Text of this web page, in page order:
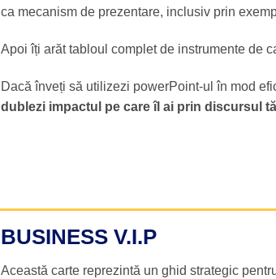
ca mecanism de prezentare, inclusiv prin
Apoi îți arăt tabloul complet de instrumente de
Dacă înveți să utilizezi powerPoint-ul în mod
dublezi impactul pe care îl ai prin discursul
BUSINESS V.I.P
Această carte reprezintă un ghid strategic